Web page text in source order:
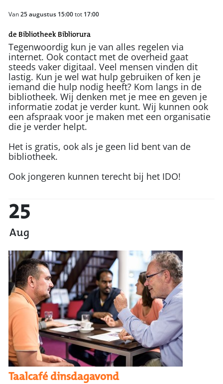
Van25 augustus 15:00tot 17:00
de Bibliotheek Bibliorura
Tegenwoordig kun je van alles regelen via
internet. Ook contact met de overheid gaat
steeds vaker digitaal. Veel mensen vinden dit
lastig. Kun je wel wat hulp gebruiken of ken je
iemand die hulp nodig heeft? Kom langs in de
bibliotheek. Wij denken met je mee en geven je
informatie zodat je verder kunt. Wij kunnen ook
een afspraak voor je maken met een organisatie
die je verder helpt.
Het is gratis, ook als je geen lid bent van de
bibliotheek.
Ook jongeren kunnen terecht bij het IDO!
25
Aug
Taalcafé dinsdagavond